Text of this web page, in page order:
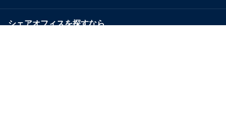
シェアオフィスを探すなら